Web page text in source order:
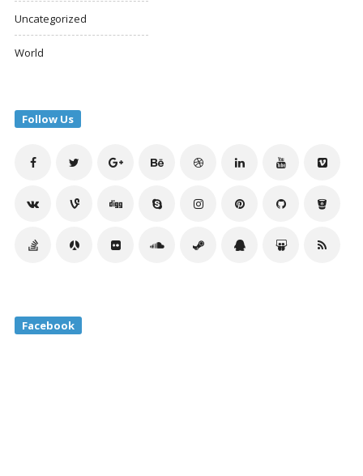
Uncategorized
World
Follow Us
Facebook